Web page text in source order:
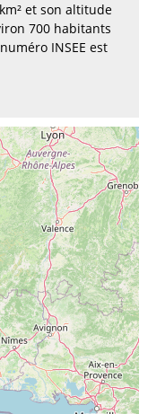
et son altitude
700 habitants
INSEE est